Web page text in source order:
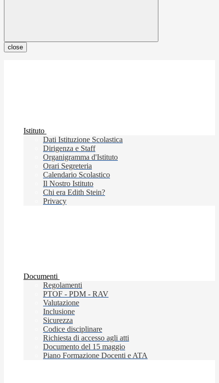
close
Istituto
Dati Istituzione Scolastica
Dirigenza e Staff
Organigramma d'Istituto
Orari Segreteria
Calendario Scolastico
Il Nostro Istituto
Chi era Edith Stein?
Privacy
Documenti
Regolamenti
PTOF - PDM - RAV
Valutazione
Inclusione
Sicurezza
Codice disciplinare
Richiesta di accesso agli atti
Documento del 15 maggio
Piano Formazione Docenti e ATA